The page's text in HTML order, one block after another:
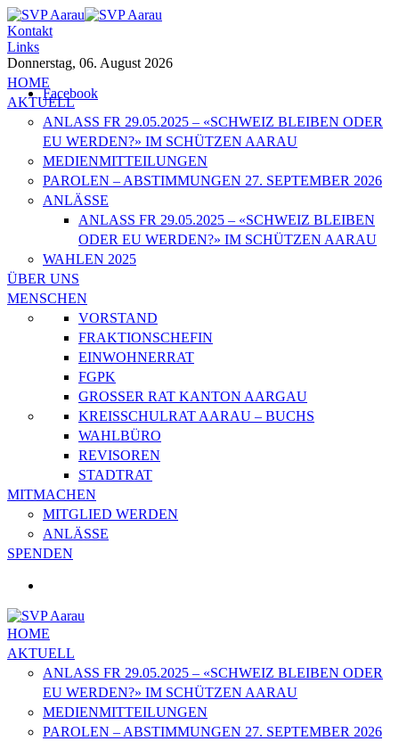
Kontakt
Links
Donnerstag, 06. August 2026
Facebook
HOME
AKTUELL
ANLASS FR 29.05.2025 – «SCHWEIZ BLEIBEN ODER
EU WERDEN?» IM SCHÜTZEN AARAU
MEDIENMITTEILUNGEN
PAROLEN – ABSTIMMUNGEN 27. SEPTEMBER 2026
ANLÄSSE
ANLASS FR 29.05.2025 – «SCHWEIZ BLEIBEN
ODER EU WERDEN?» IM SCHÜTZEN AARAU
WAHLEN 2025
ÜBER UNS
MENSCHEN
VORSTAND
FRAKTIONSCHEFIN
EINWOHNERRAT
FGPK
GROSSER RAT KANTON AARGAU
KREISSCHULRAT AARAU – BUCHS
WAHLBÜRO
REVISOREN
STADTRAT
MITMACHEN
MITGLIED WERDEN
ANLÄSSE
SPENDEN
HOME
AKTUELL
ANLASS FR 29.05.2025 – «SCHWEIZ BLEIBEN ODER
EU WERDEN?» IM SCHÜTZEN AARAU
MEDIENMITTEILUNGEN
PAROLEN – ABSTIMMUNGEN 27. SEPTEMBER 2026